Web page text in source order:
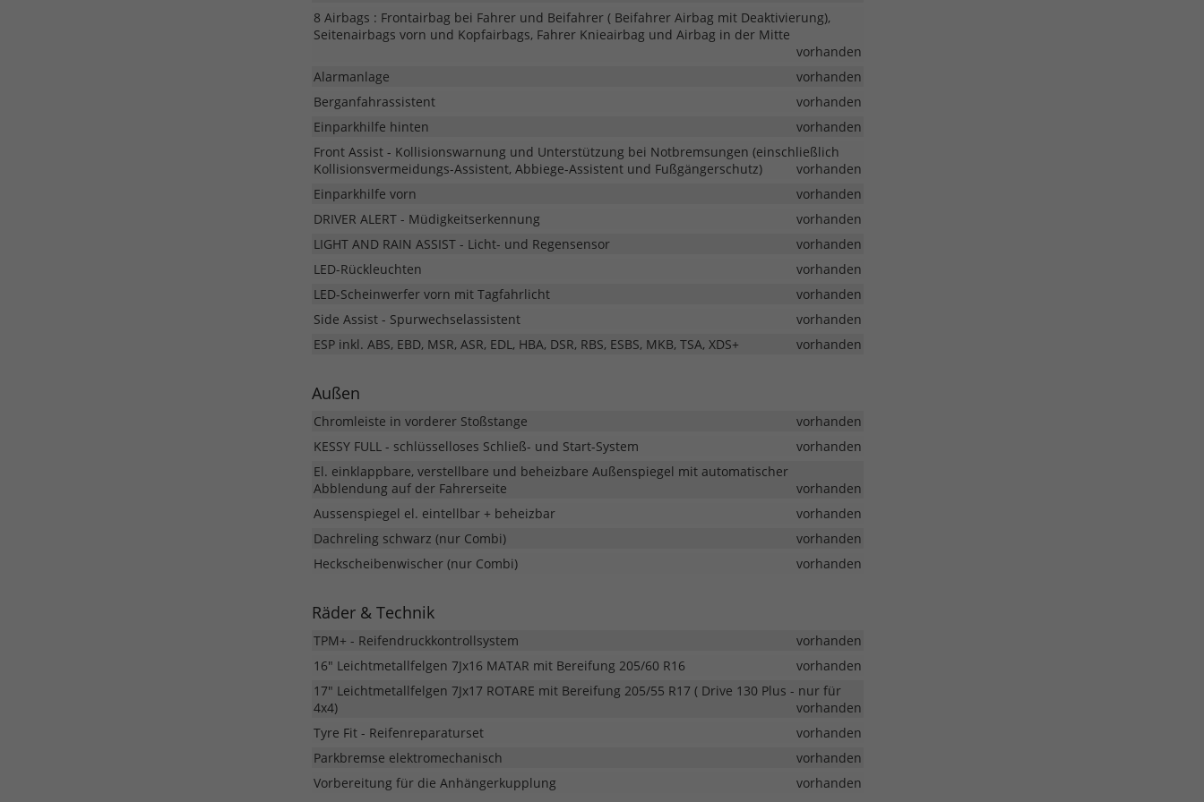
8 Airbags : Frontairbag bei Fahrer und Beifahrer ( Beifahrer Airbag mit Deaktivierung),
Seitenairbags vorn und Kopfairbags, Fahrer Knieairbag und Airbag in der Mitte
vorhanden
Alarmanlage
vorhanden
Berganfahrassistent
vorhanden
Einparkhilfe hinten
vorhanden
Front Assist - Kollisionswarnung und Unterstützung bei Notbremsungen (einschließlich
Kollisionsvermeidungs-Assistent, Abbiege-Assistent und Fußgängerschutz)
vorhanden
Einparkhilfe vorn
vorhanden
DRIVER ALERT - Müdigkeitserkennung
vorhanden
LIGHT AND RAIN ASSIST - Licht- und Regensensor
vorhanden
LED-Rückleuchten
vorhanden
LED-Scheinwerfer vorn mit Tagfahrlicht
vorhanden
Side Assist - Spurwechselassistent
vorhanden
ESP inkl. ABS, EBD, MSR, ASR, EDL, HBA, DSR, RBS, ESBS, MKB, TSA, XDS+
vorhanden
Außen
Chromleiste in vorderer Stoßstange
vorhanden
KESSY FULL - schlüsselloses Schließ- und Start-System
vorhanden
El. einklappbare, verstellbare und beheizbare Außenspiegel mit automatischer
Abblendung auf der Fahrerseite
vorhanden
Aussenspiegel el. eintellbar + beheizbar
vorhanden
Dachreling schwarz (nur Combi)
vorhanden
Heckscheibenwischer (nur Combi)
vorhanden
Räder & Technik
TPM+ - Reifendruckkontrollsystem
vorhanden
16" Leichtmetallfelgen 7Jx16 MATAR mit Bereifung 205/60 R16
vorhanden
17" Leichtmetallfelgen 7Jx17 ROTARE mit Bereifung 205/55 R17 ( Drive 130 Plus - nur für
4x4)
vorhanden
Tyre Fit - Reifenreparaturset
vorhanden
Parkbremse elektromechanisch
vorhanden
Vorbereitung für die Anhängerkupplung
vorhanden